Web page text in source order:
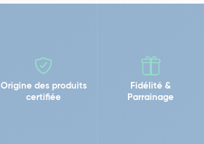
Origine des produits
certifiée
Fidélité &
Parrainage